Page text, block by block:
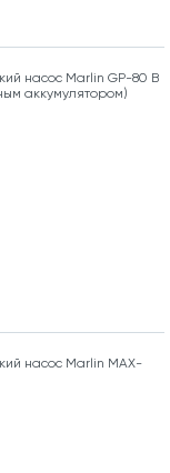
насос Marlin GP-80 B
аккумулятором)
насос Marlin MAX-